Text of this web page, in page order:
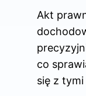
Akt
co
się z